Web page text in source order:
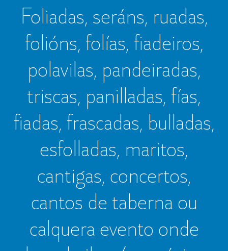
Foliadas, seráns, ruadas,
folións, folías, fiadeiros,
polavilas, pandeiradas,
triscas, panilladas, fías,
fiadas, frascadas, bulladas,
esfolladas, maritos,
cantigas, concertos,
cantos de taberna ou
calquera evento onde